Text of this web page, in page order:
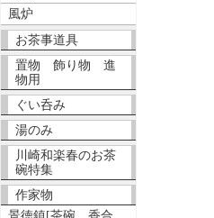
風炉
お茶事道具
置物 飾り物 進
物用
ぐい呑み
湯のみ
川崎和楽春のお茶
碗特集
作家物